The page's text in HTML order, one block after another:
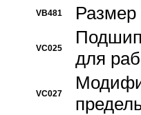
VB481 Размер
VC025
для
VC027